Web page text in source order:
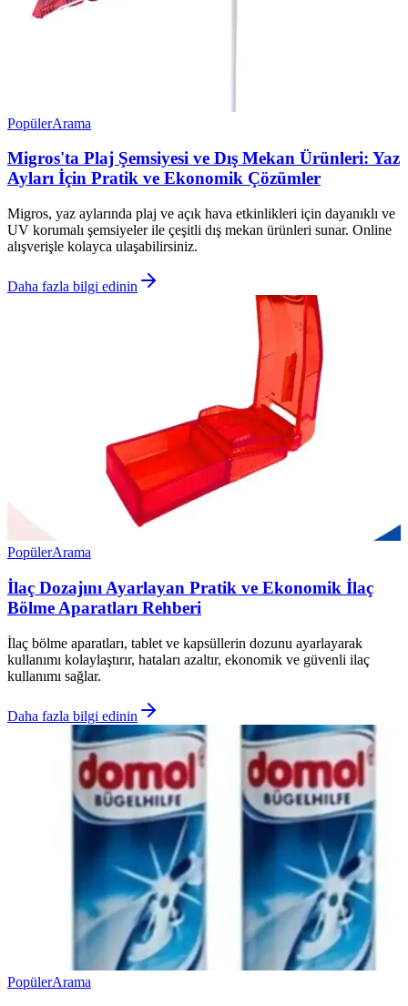
PopülerArama
Migros'ta Plaj Şemsiyesi ve Dış Mekan Ürünleri: Yaz
Ayları İçin Pratik ve Ekonomik Çözümler
Migros, yaz aylarında plaj ve açık hava etkinlikleri için dayanıklı ve
UV korumalı şemsiyeler ile çeşitli dış mekan ürünleri sunar. Online
alışverişle kolayca ulaşabilirsiniz.
Daha fazla bilgi edinin
PopülerArama
İlaç Dozajını Ayarlayan Pratik ve Ekonomik İlaç
Bölme Aparatları Rehberi
İlaç bölme aparatları, tablet ve kapsüllerin dozunu ayarlayarak
kullanımı kolaylaştırır, hataları azaltır, ekonomik ve güvenli ilaç
kullanımı sağlar.
Daha fazla bilgi edinin
PopülerArama